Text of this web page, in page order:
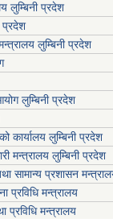
लुम्बिनी प्रदेश
प्रदेश
लुम्बिनी प्रदेश
लुम्बिनी प्रदेश
कार्यालय लुम्बिनी प्रदेश
मन्त्रालय लुम्बिनी प्रदेश
सामान्य प्रशासन
प्रविधि मन्त्रालय
प्रविधि मन्त्रालय